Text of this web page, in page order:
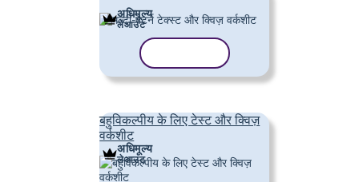
अधिमूल्य
लेआउट
बहुविकल्पीय के लिए टेस्ट और क्विज़
वर्कशीट
अधिमूल्य
लेआउट